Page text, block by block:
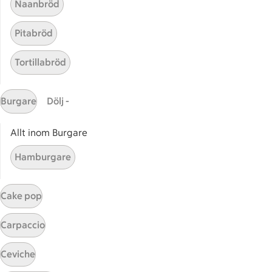
Sidfot
FAQ
Kontakta oss
Naanbröd
Pitabröd
Tortillabröd
Burgare Dölj -
Allt inom Burgare
Hamburgare
Cake pop
Carpaccio
Ceviche